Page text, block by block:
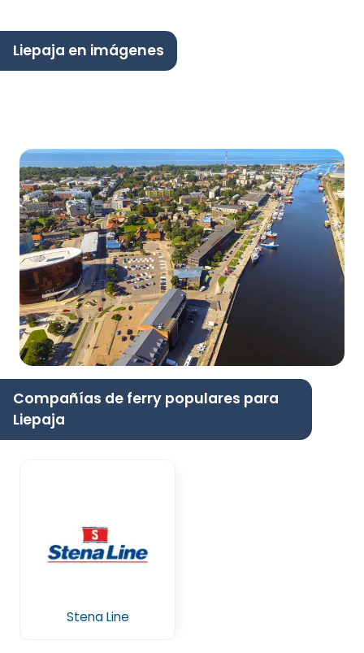
Liepaja en imágenes
Compañías de ferry populares para
Liepaja
Stena Line